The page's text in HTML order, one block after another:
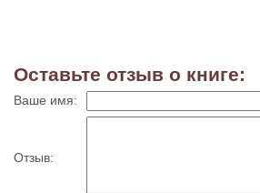
Оставьте отзыв о книге:
Ваше имя:
Отзыв: